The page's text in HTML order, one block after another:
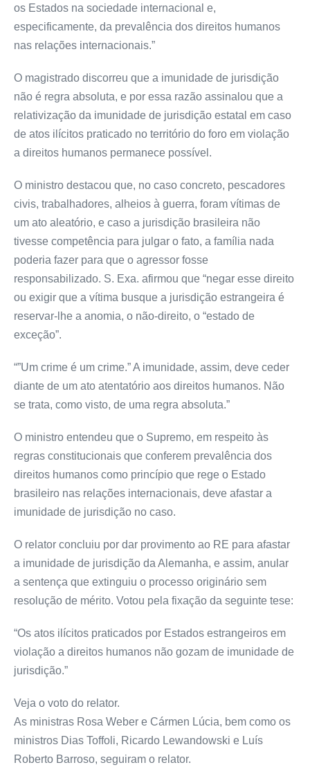
os Estados na sociedade internacional e,
especificamente, da prevalência dos direitos humanos
nas relações internacionais.”
O magistrado discorreu que a imunidade de jurisdição
não é regra absoluta, e por essa razão assinalou que a
relativização da imunidade de jurisdição estatal em caso
de atos ilícitos praticado no território do foro em violação
a direitos humanos permanece possível.
O ministro destacou que, no caso concreto, pescadores
civis, trabalhadores, alheios à guerra, foram vítimas de
um ato aleatório, e caso a jurisdição brasileira não
tivesse competência para julgar o fato, a família nada
poderia fazer para que o agressor fosse
responsabilizado. S. Exa. afirmou que “negar esse direito
ou exigir que a vítima busque a jurisdição estrangeira é
reservar-lhe a anomia, o não-direito, o “estado de
exceção”.
“”Um crime é um crime.” A imunidade, assim, deve ceder
diante de um ato atentatório aos direitos humanos. Não
se trata, como visto, de uma regra absoluta.”
O ministro entendeu que o Supremo, em respeito às
regras constitucionais que conferem prevalência dos
direitos humanos como princípio que rege o Estado
brasileiro nas relações internacionais, deve afastar a
imunidade de jurisdição no caso.
O relator concluiu por dar provimento ao RE para afastar
a imunidade de jurisdição da Alemanha, e assim, anular
a sentença que extinguiu o processo originário sem
resolução de mérito. Votou pela fixação da seguinte tese:
“Os atos ilícitos praticados por Estados estrangeiros em
violação a direitos humanos não gozam de imunidade de
jurisdição.”
Veja o voto do relator.
As ministras Rosa Weber e Cármen Lúcia, bem como os
ministros Dias Toffoli, Ricardo Lewandowski e Luís
Roberto Barroso, seguiram o relator.